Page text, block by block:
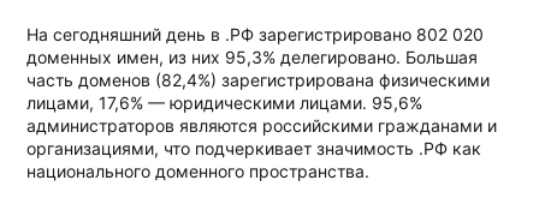
На сегодняшний день в .РФ зарегистрировано 802 020
доменных имен, из них 95,3% делегировано. Большая
часть доменов (82,4%) зарегистрирована физическими
лицами, 17,6% — юридическими лицами. 95,6%
администраторов являются российскими гражданами и
организациями, что подчеркивает значимость .РФ как
национального доменного пространства.